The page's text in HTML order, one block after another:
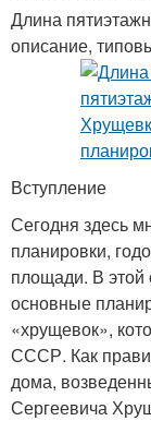
Длина
описание,
Вступление
Сегодня здесь
планировки,
площади. В этой
основные
«хрущевок»,
СССР. Как
дома,
Сергеевича